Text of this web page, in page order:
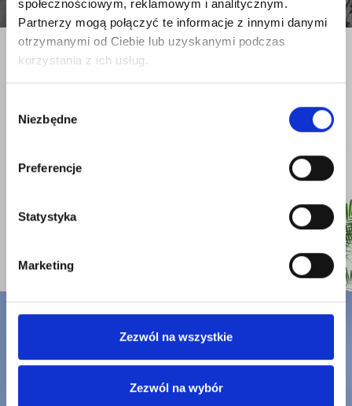
społecznościowym, reklamowym i analitycznym.
Partnerzy mogą połączyć te informacje z innymi danymi
otrzymanymi od Ciebie lub uzyskanymi podczas
korzystania z ich usług.
zgody
Niezbędne
Preferencje
Statystyka
Marketing
Zezwól na wszystkie
Zezwól na wybór